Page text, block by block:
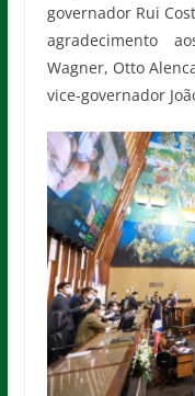
governador Rui
agradecimento
Wagner, Otto
vice-governador